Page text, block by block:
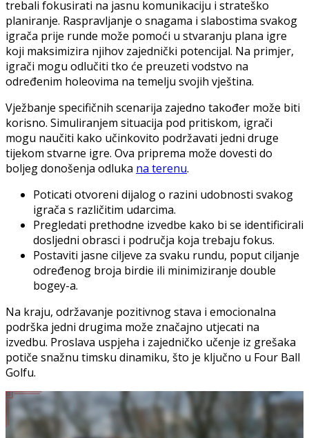
trebali fokusirati na jasnu komunikaciju i strateško
planiranje. Raspravljanje o snagama i slabostima svakog
igrača prije runde može pomoći u stvaranju plana igre
koji maksimizira njihov zajednički potencijal. Na primjer,
igrači mogu odlučiti tko će preuzeti vodstvo na
određenim holeovima na temelju svojih vještina.
Vježbanje specifičnih scenarija zajedno također može biti
korisno. Simuliranjem situacija pod pritiskom, igrači
mogu naučiti kako učinkovito podržavati jedni druge
tijekom stvarne igre. Ova priprema može dovesti do
boljeg donošenja odluka na terenu.
Poticati otvoreni dijalog o razini udobnosti svakog
igrača s različitim udarcima.
Pregledati prethodne izvedbe kako bi se identificirali
dosljedni obrasci i područja koja trebaju fokus.
Postaviti jasne ciljeve za svaku rundu, poput ciljanje
određenog broja birdie ili minimiziranje double
bogey-a.
Na kraju, održavanje pozitivnog stava i emocionalna
podrška jedni drugima može značajno utjecati na
izvedbu. Proslava uspjeha i zajedničko učenje iz grešaka
potiče snažnu timsku dinamiku, što je ključno u Four Ball
Golfu.